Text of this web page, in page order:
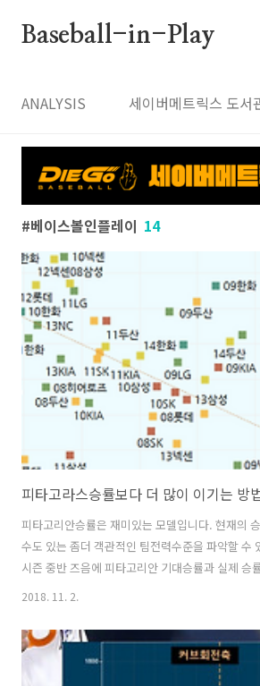
Baseball-in-Play
ANALYSIS 세이버메트릭스 도서
베이스볼인플레이 14
피타고라스승률보다 더 많이 이기는 방
피타고리안승률은 재미있는 모델입니다. 현재의
수도 있는 좀더 객관적인 팀전력수준을 파악할 수
시즌 중반 즈음에 피타고리안 기대승률과 실제 승
기도 하고 또 다른 경기는 10점 이상의 큰 점수차
경기 이상의 한시즌 전체를 치르고 나면 결국 득점
팀이 더 좋은 성적을 낸다는 야구의 중요한 본질 하
2018. 11. 2.